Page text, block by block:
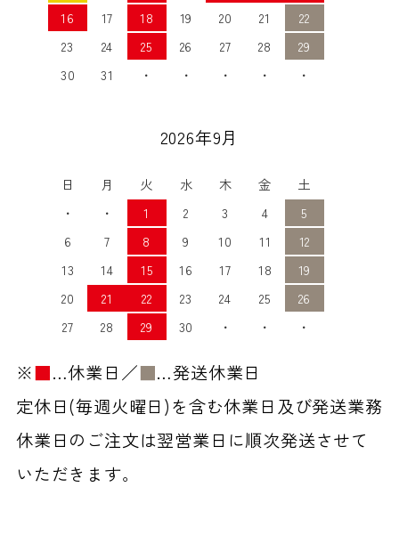
16
17 18 19 20 21
22
23
24 25 26 27 28
29
30
31 ・ ・ ・ ・ ・
2026年9月
日 月 火 水 木 金
土
・
・ 1 2 3 4
5
6
7 8 9 10 11
12
13
14 15 16 17 18
19
20
21 22 23 24 25
26
27
28 29 30 ・ ・ ・
※■…休業日／■…発送休業日
定休日(毎週火曜日)を含む休業日及び発送業務
休業日のご注文は翌営業日に順次発送させて
いただきます。